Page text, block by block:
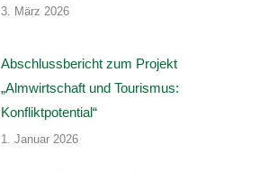
3. März 2026
Abschlussbericht zum Projekt
„Almwirtschaft und Tourismus:
Konfliktpotential“
1. Januar 2026